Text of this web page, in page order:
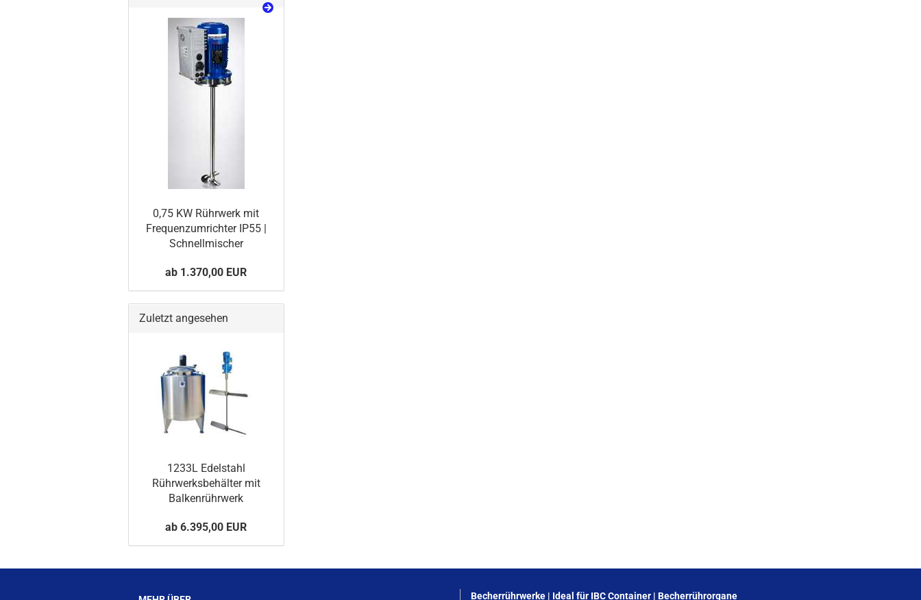
0,75 KW Rührwerk mit
Frequenzumrichter IP55 |
Schnellmischer
ab 1.370,00 EUR
Zuletzt angesehen
1233L Edelstahl
Rührwerksbehälter mit
Balkenrührwerk
ab 6.395,00 EUR
Becherrührwerke | Ideal für IBC Container | Becherrührorgane